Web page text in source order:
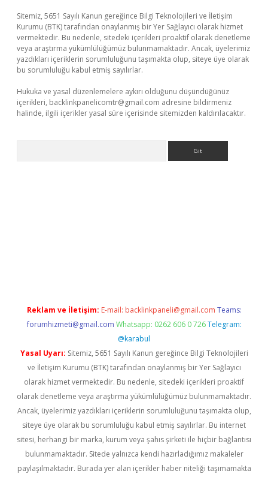
Sitemiz, 5651 Sayılı Kanun gereğince Bilgi Teknolojileri ve İletişim
Kurumu (BTK) tarafından onaylanmış bir Yer Sağlayıcı olarak hizmet
vermektedir. Bu nedenle, sitedeki içerikleri proaktif olarak denetleme
veya araştırma yükümlülüğümüz bulunmamaktadır. Ancak, üyelerimiz
yazdıkları içeriklerin sorumluluğunu taşımakta olup, siteye üye olarak
bu sorumluluğu kabul etmiş sayılırlar.
Hukuka ve yasal düzenlemelere aykırı olduğunu düşündüğünüz
içerikleri, backlinkpanelicomtr@gmail.com adresine bildirmeniz
halinde, ilgili içerikler yasal süre içerisinde sitemizden kaldırılacaktır.
Reklam ve İletişim: E-mail: backlinkpaneli@gmail.com Teams:
forumhizmeti@gmail.com Whatsapp: 0262 606 0 726 Telegram:
@karabul
Yasal Uyarı: Sitemiz, 5651 Sayılı Kanun gereğince Bilgi Teknolojileri
ve İletişim Kurumu (BTK) tarafından onaylanmış bir Yer Sağlayıcı
olarak hizmet vermektedir. Bu nedenle, sitedeki içerikleri proaktif
olarak denetleme veya araştırma yükümlülüğümüz bulunmamaktadır.
Ancak, üyelerimiz yazdıkları içeriklerin sorumluluğunu taşımakta olup,
siteye üye olarak bu sorumluluğu kabul etmiş sayılırlar. Bu internet
sitesi, herhangi bir marka, kurum veya şahıs şirketi ile hiçbir bağlantısı
bulunmamaktadır. Sitede yalnızca kendi hazırladığımız makaleler
paylaşılmaktadır. Burada yer alan içerikler haber niteliği taşımamakta